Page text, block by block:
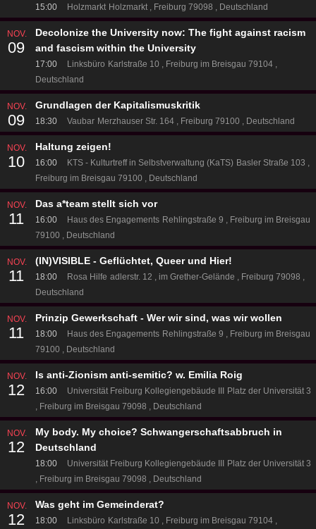
15:00 Holzmarkt Holzmarkt Freiburg 79098 Deutschland
NOV.
09
Decolonize the University now: The fight against racism
and fascism within the University
17:00 Linksbüro Karlstraße 10
Freiburg im Breisgau 79104
Deutschland
NOV.
09
Grundlagen der Kapitalismuskritik
18:30 Vaubar Merzhauser Str. 164 Freiburg 79100 Deutschland
NOV.
10
Haltung zeigen!
16:00 KTS - Kulturtreff in Selbstverwaltung (KaTS) Basler Straße 103
Freiburg im Breisgau 79100
Deutschland
NOV.
11
Das a*team stellt sich vor
16:00 Haus des Engagements Rehlingstraße 9
Freiburg im Breisgau
79100
Deutschland
NOV.
11
(IN)VISIBLE - Geflüchtet, Queer und Hier!
18:00 Rosa Hilfe adlerstr. 12 im Grether-Gelände
Freiburg 79098
Deutschland
NOV.
11
Prinzip Gewerkschaft - Wer wir sind, was wir wollen
18:00 Haus des Engagements Rehlingstraße 9
Freiburg im Breisgau
79100
Deutschland
NOV.
12
Is anti-Zionism anti-semitic? w. Emilia Roig
16:00 Universität Freiburg Kollegiengebäude III Platz der Universität 3
Freiburg im Breisgau 79098
Deutschland
NOV.
12
My body. My choice? Schwangerschaftsabbruch in
Deutschland
18:00 Universität Freiburg Kollegiengebäude III Platz der Universität 3
Freiburg im Breisgau 79098
Deutschland
NOV.
12
Was geht im Gemeinderat?
18:00 Linksbüro Karlstraße 10
Freiburg im Breisgau 79104